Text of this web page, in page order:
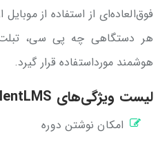
فوق‌العاده‌ای از استفاده از
هر دستگاهی چه پی سی،
هوشمند مورداستفاده قرار گیرد.
لیست ویژگی‌های TalentLMS
امکان نوشتن دوره